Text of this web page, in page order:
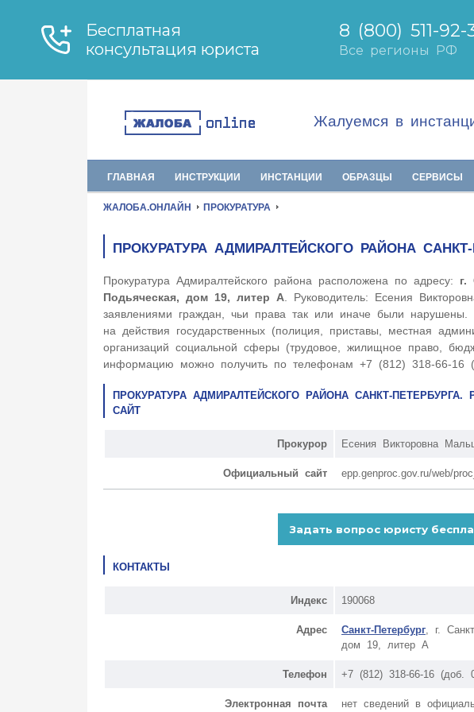
Жалуемся в
ГЛАВНАЯ ИНСТРУКЦИИ ИНСТАНЦИИ ОБРАЗЦЫ СЕРВИСЫ
ЖАЛОБА.ОНЛАЙН ПРОКУРАТУРА
ПРОКУРАТУРА АДМИРАЛТЕЙСКОГО РАЙОНА САНКТ-
Прокуратура Адмиралтейского района расположена по адресу: г.
Подьяческая, дом 19, литер А . Руководитель: Есения
заявлениями граждан, чьи права так или иначе были нарушены.
на действия государственных (полиция, приставы, местная
организаций социальной сферы (трудовое, жилищное право,
информацию можно получить по телефонам +7 (812) 318-66-16
ПРОКУРАТУРА АДМИРАЛТЕЙСКОГО РАЙОНА САНКТ-
САЙТ
Прокурор Есения Викторовна
Официальный сайт epp.genproc.gov.ru/web/
КОНТАКТЫ
Индекс 190068
Адрес Санкт-Петербург , г.
дом 19, литер А
Телефон +7 (812) 318-66-16 (доб.
Электронная почта нет сведений в